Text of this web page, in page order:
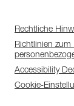
Rechtliche
Richtlinien zum
Accessibility
Cookie-